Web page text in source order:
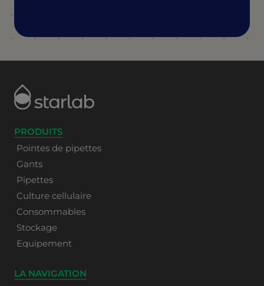
PRODUITS
Pointes de pipettes
Gants
Pipettes
Culture cellulaire
Consommables
Stockage
Equipement
LA NAVIGATION